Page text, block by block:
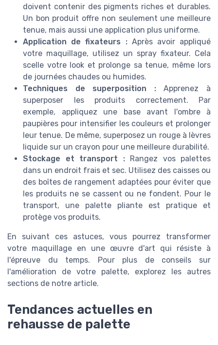
doivent contenir des pigments riches et durables.
Un bon produit offre non seulement une meilleure
tenue, mais aussi une application plus uniforme.
Application de fixateurs :Après avoir appliqué
votre maquillage, utilisez un spray fixateur. Cela
scelle votre look et prolonge sa tenue, même lors
de journées chaudes ou humides.
Techniques de superposition :Apprenez à
superposer les produits correctement. Par
exemple, appliquez une base avant l'ombre à
paupières pour intensifier les couleurs et prolonger
leur tenue. De même, superposez un rouge à lèvres
liquide sur un crayon pour une meilleure durabilité.
Stockage et transport :Rangez vos palettes
dans un endroit frais et sec. Utilisez des caisses ou
des boîtes de rangement adaptées pour éviter que
les produits ne se cassent ou ne fondent. Pour le
transport, une palette pliante est pratique et
protège vos produits.
En suivant ces astuces, vous pourrez transformer
votre maquillage en une œuvre d'art qui résiste à
l'épreuve du temps. Pour plus de conseils sur
l'amélioration de votre palette, explorez les autres
sections de notre article.
Tendances actuelles en
rehausse de palette